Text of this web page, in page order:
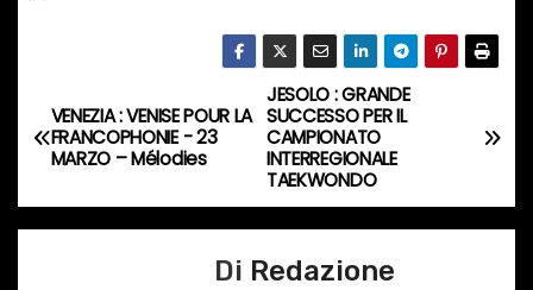
c
o
s
N
a
v
JESOLO : GRANDE
SUCCESSO PER IL
CAMPIONATO
INTERREGIONALE
TAEKWONDO
VENEZIA : VENISE POUR LA
FRANCOPHONIE - 23
MARZO – Mélodies
Di Redazione